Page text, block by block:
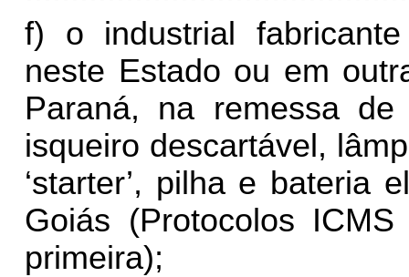
f) o industrial
neste Estado ou em
Paraná, na remessa
isqueiro descartável,
‘starter’, pilha e bateria
Goiás (Protocolos
primeira);